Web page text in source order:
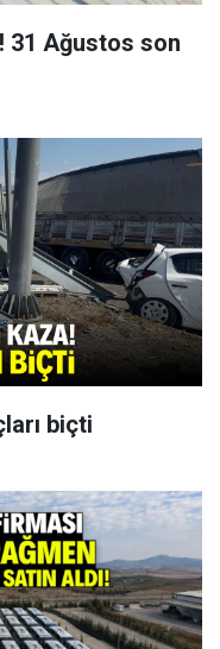
31 Ağustos son
biçti